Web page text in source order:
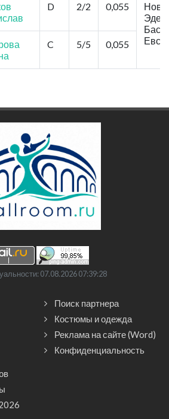
D 2/2 0,055
C 5/5 0,055
07.08.2026 07:39:28
Поиск партнера
Костюмы и одежда
Реклама на сайте (Word)
Конфиденциальность